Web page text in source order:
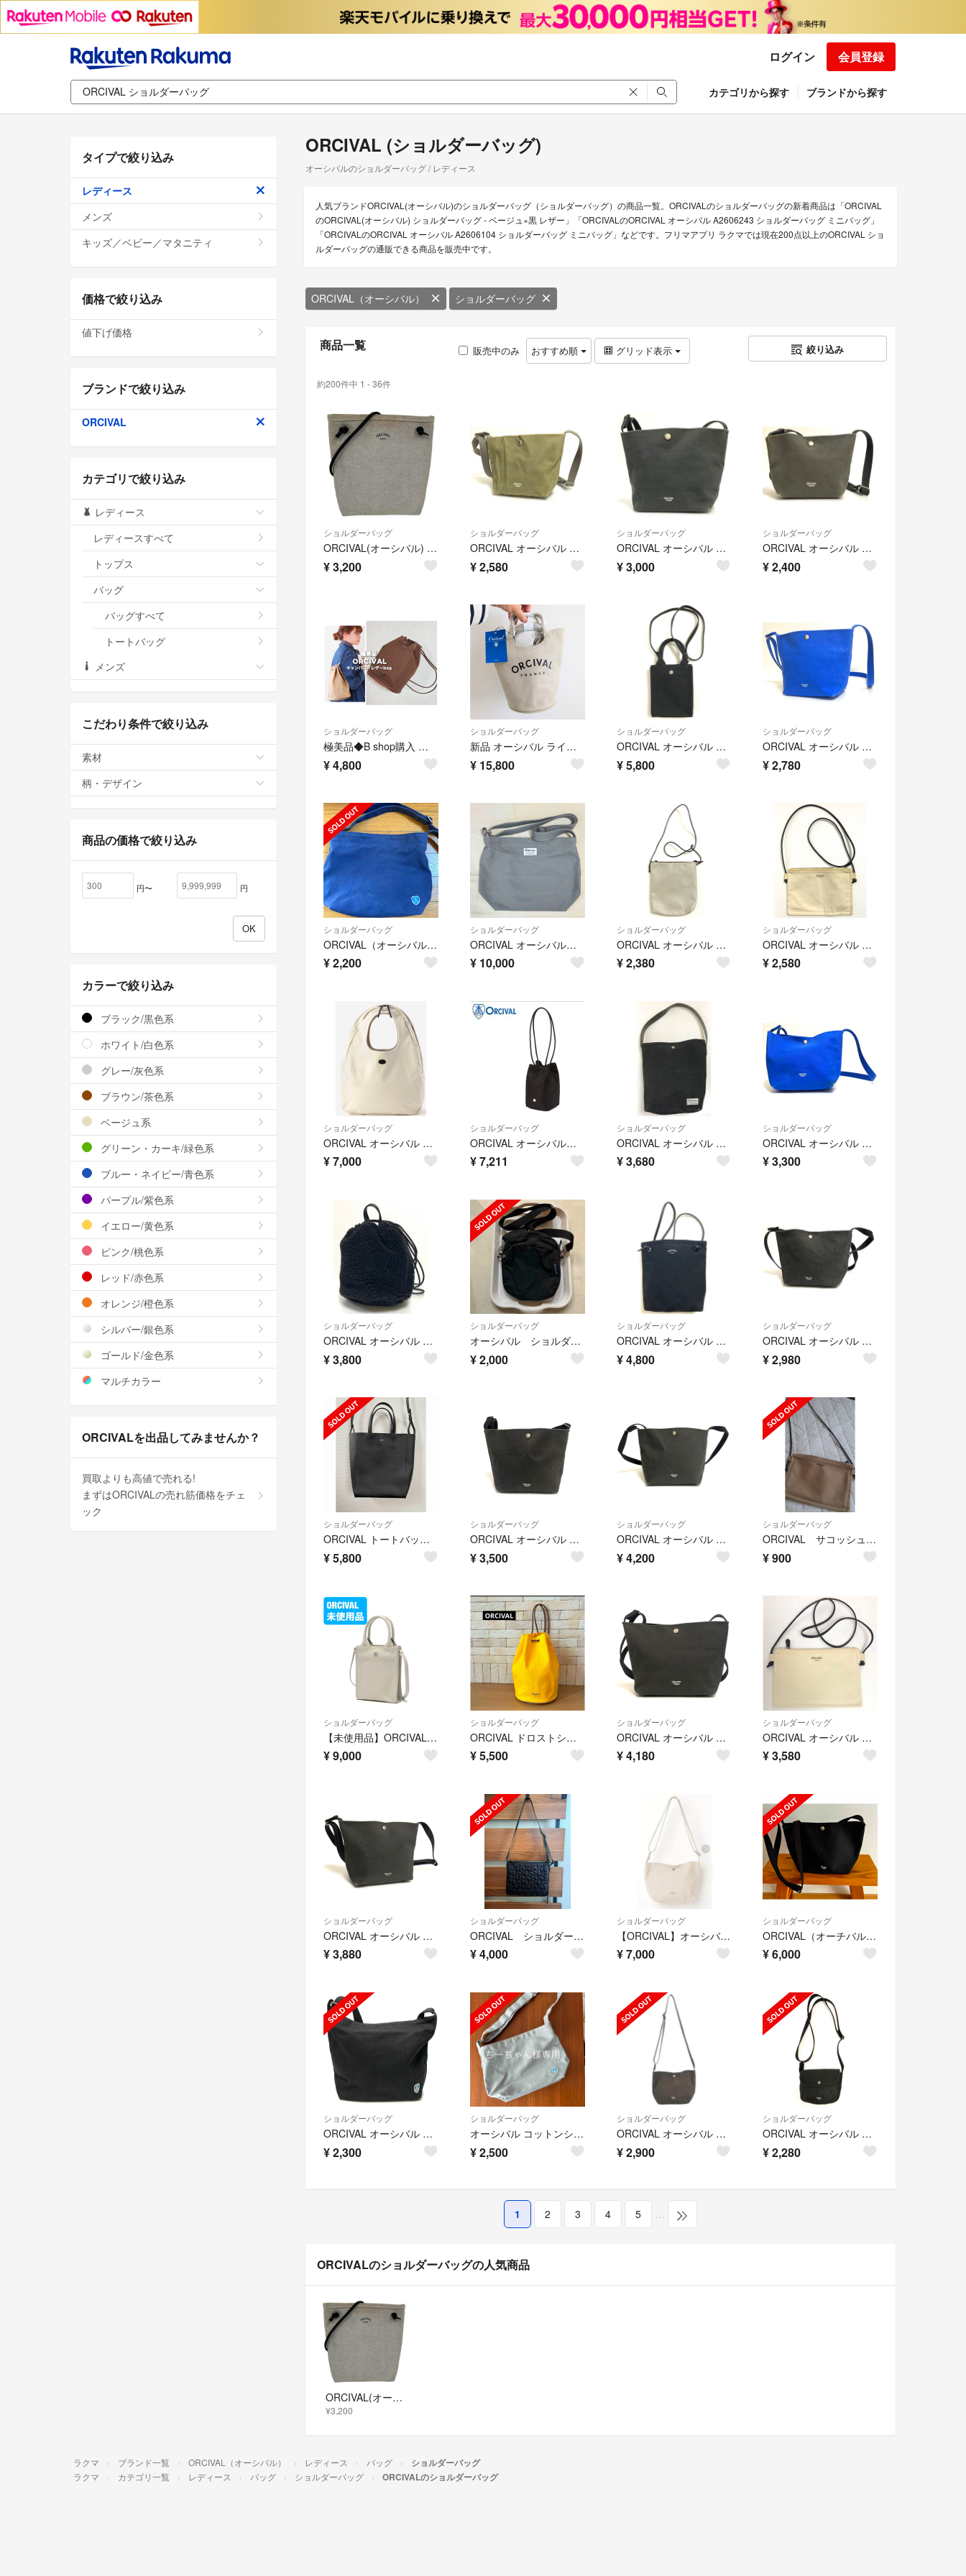
ログイン 会員登録
カテゴリから探す ブランドから探す
ORCIVAL (ショルダーバッグ)
オーシバルのショルダーバッグ / レディース
人気ブランドORCIVAL(オーシバル)のショルダーバッグ（ショルダーバッグ）の商品一覧。ORCIVALのショルダーバッグの新着商品は「ORCIVAL
のORCIVAL(オーシバル) ショルダーバッグ - ベージュ×黒 レザー」「ORCIVALのORCIVAL オーシバル A2606243 ショルダーバッグ ミニバッグ」
「ORCIVALのORCIVAL オーシバル A2606104 ショルダーバッグ ミニバッグ」などです。フリマアプリ ラクマでは現在200点以上のORCIVAL ショ
ルダーバッグの通販できる商品を販売中です。
ORCIVAL（オーシバル） ショルダーバッグ
商品一覧 販売中のみ おすすめ順 グリッド表示 絞り込み
約200件中 1 - 36件
ショルダーバッグ
ORCIVAL(オーシバル) ショルダーバッグ - ベージュ×黒 レザー
¥3,200
ショルダーバッグ
ORCIVAL オーシバル A2606243 ショルダーバッグ ミニバッグ
¥2,580
ショルダーバッグ
ORCIVAL オーシバル A2606104 ショルダーバッグ ミニバッグ
¥3,000
ショルダーバッグ
ORCIVAL オーシバル A2605201 ショルダーバッグ ミニバッグ
¥2,400
ショルダーバッグ
極美品◆B shop購入 オーシバル キャンバス×レザー ワンショルダー バッグ/リュック トート ブラウン
¥4,800
ショルダーバッグ
新品 オーシバル ライトキャンバスバケットバッグ ハンドバッグ ショルダーバッグ
¥ 15,800
ショルダーバッグ
ORCIVAL オーシバル A2604308 ショルダーバッグ ミニバッグ 美品
¥5,800
ショルダーバッグ
ORCIVAL オーシバル A2604223 ショルダーバッグ 斜めがけ
¥2,780
ショルダーバッグ
ORCIVAL（オーシバル）キャンバスショルダーバッグ
¥2,200
ショルダーバッグ
ORCIVAL オーシバル ショルダーバッグ
¥ 10,000
ショルダーバッグ
ORCIVAL オーシバル A2603252 ショルダーバッグ サコッシュ 白
¥2,380
ショルダーバッグ
ORCIVAL オーシバル A2603192 ショルダーバッグ サコッシュ 白
¥2,580
ショルダーバッグ
ORCIVAL オーシバル A2603112 トートバッグ ショルダーバッグ
¥7,000
ショルダーバッグ
ORCIVAL オーシバル ポーチ付黒巾着ショルダーバッグ バケツ ブラック
¥7,211
ショルダーバッグ
ORCIVAL オーシバル A2602191 ハンドバッグ ショルダーバッグ
¥3,680
ショルダーバッグ
ORCIVAL オーシバル A2602162 ショルダーバッグ 斜めがけ
¥3,300
ショルダーバッグ
ORCIVAL オーシバル A2601071 ハンドバッグ 2WAY 巾着バッグ
¥3,800
ショルダーバッグ
オーシバル ショルダーバッグ
¥2,000
ショルダーバッグ
ORCIVAL オーシバル A2511197 ショルダーバッグ サコッシュ 美品
¥4,800
ショルダーバッグ
ORCIVAL オーシバル A2511011 ショルダーバッグ ミニバッグ
¥2,980
ショルダーバッグ
ORCIVAL トートバッグ ショルダーバッグ
¥5,800
ショルダーバッグ
ORCIVAL オーシバル A2510029 ミニバッグ ショルダーバッグ
¥3,500
ショルダーバッグ
ORCIVAL オーシバル A2509134 ショルダーバッグ ミニバッグ
¥4,200
ショルダーバッグ
ORCIVAL サコッシュ ベージュ
¥900
ショルダーバッグ
【未使用品】ORCIVAL マイクロスクエアバッグ ライトキャンバス
¥9,000
ショルダーバッグ
ORCIVAL ドロストショルダーバッグ "Odette e Odile"
¥5,500
ショルダーバッグ
ORCIVAL オーシバル A2507255 ミニバッグ ショルダーバッグ
¥4,180
ショルダーバッグ
ORCIVAL オーシバル A2506256 ショルダーバッグ サコッシュ
¥3,580
ショルダーバッグ
ORCIVAL オーシバル A2505225 ショルダーバッグ チャコール
¥3,880
ショルダーバッグ
ORCIVAL ショルダーポーチ
¥4,000
ショルダーバッグ
【ORCIVAL】オーシバル ショルダーバッグ キャンバス
¥7,000
ショルダーバッグ
ORCIVAL（オーチバル/オーシバル） ショルダーバッグ
¥6,000
ショルダーバッグ
ORCIVAL オーシバル 2502264 ショルダーバッグ ブラック
¥2,300
ショルダーバッグ
オーシバル コットンショルダーバッグ グレー
¥2,500
ショルダーバッグ
ORCIVAL オーシバル ショルダーバッグ - 茶 【古着】【中古】
¥2,900
ショルダーバッグ
ORCIVAL オーシバル 2502019 ショルダーバッグ チャコール
¥2,280
1 2 3 4 5 …
ORCIVALのショルダーバッグの人気商品
ORCIVAL(オーシバル) ショルダーバッグ - ベージュ×黒 レザー
¥3,200
タイプで絞り込み
レディース
メンズ
キッズ／ベビー／マタニティ
価格で絞り込み
値下げ価格
ブランドで絞り込み
ORCIVAL
カテゴリで絞り込み
レディース
レディースすべて
トップス
バッグ
バッグすべて
トートバッグ
メンズ
こだわり条件で絞り込み
素材
柄・デザイン
商品の価格で絞り込み
円〜 円
カラーで絞り込み
ブラック/黒色系
ホワイト/白色系
グレー/灰色系
ブラウン/茶色系
ベージュ系
グリーン・カーキ/緑色系
ブルー・ネイビー/青色系
パープル/紫色系
イエロー/黄色系
ピンク/桃色系
レッド/赤色系
オレンジ/橙色系
シルバー/銀色系
ゴールド/金色系
マルチカラー
ORCIVALを出品してみませんか？
買取よりも高値で売れる!
まずはORCIVALの売れ筋価格をチェ
ック
ラクマ ブランド一覧 ORCIVAL（オーシバル） レディース バッグ ショルダーバッグ
ラクマ カテゴリ一覧 レディース バッグ ショルダーバッグ ORCIVALのショルダーバッグ